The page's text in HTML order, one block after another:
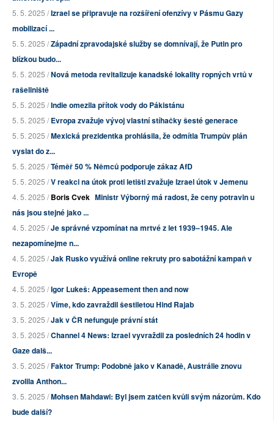
5. 5. 2025 /Izrael se připravuje na rozšíření ofenzívy v Pásmu Gazy
mobilizací ...
5. 5. 2025 /Západní zpravodajské služby se domnívají, že Putin pro
blízkou budo...
5. 5. 2025 /Nová metoda revitalizuje kanadské lokality ropných vrtů v
rašeliniště
5. 5. 2025 /Indie omezila přítok vody do Pákistánu
5. 5. 2025 /Evropa zvažuje vývoj vlastní stíhačky šesté generace
5. 5. 2025 /Mexická prezidentka prohlásila, že odmítla Trumpův plán
vyslat do z...
5. 5. 2025 /Téměř 50 % Němců podporuje zákaz AfD
5. 5. 2025 /V reakci na útok proti letišti zvažuje Izrael útok v Jemenu
4. 5. 2025 /Boris Cvek Ministr Výborný má radost, že ceny potravin u
nás jsou stejné jako ...
4. 5. 2025 /Je správné vzpomínat na mrtvé z let 1939–1945. Ale
nezapomínejme n...
4. 5. 2025 /Jak Rusko využívá online rekruty pro sabotážní kampaň v
Evropě
4. 5. 2025 /Igor Lukeš: Appeasement then and now
3. 5. 2025 /Víme, kdo zavraždil šestiletou Hind Rajab
3. 5. 2025 /Jak v ČR nefunguje právní stát
3. 5. 2025 /Channel 4 News: Izrael vyvraždil za posledních 24 hodin v
Gaze dalš...
3. 5. 2025 /Faktor Trump: Podobně jako v Kanadě, Austrálie znovu
zvolila Anthon...
3. 5. 2025 /Mohsen Mahdawi: Byl jsem zatčen kvůli svým názorům. Kdo
bude další?